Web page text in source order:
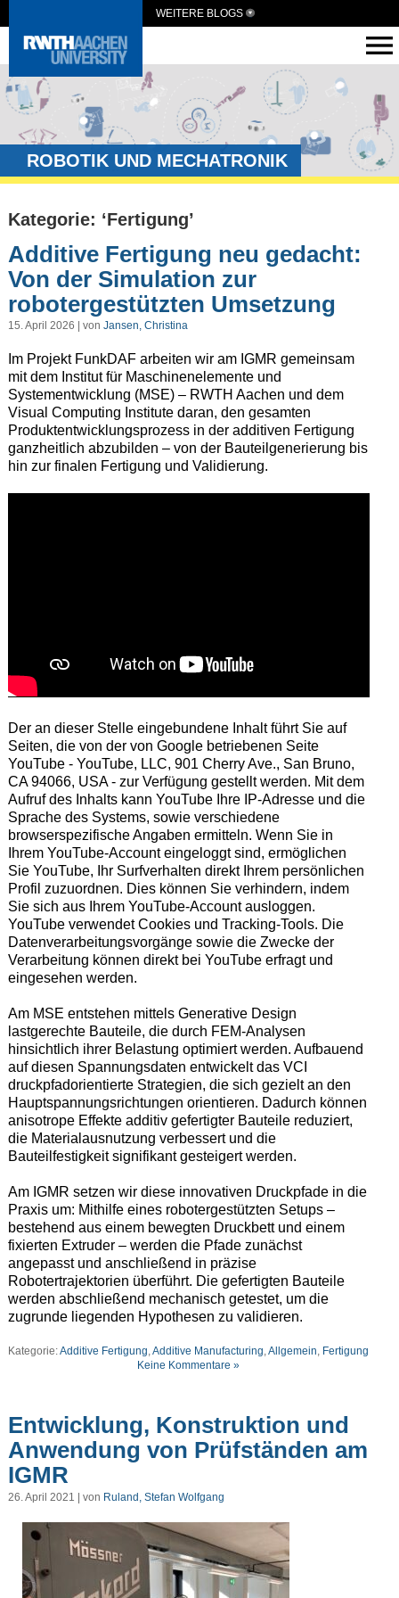
WEITERE BLOGS
ROBOTIK UND MECHATRONIK
Kategorie: ‘Fertigung’
Additive Fertigung neu gedacht:
Von der Simulation zur
robotergestützten Umsetzung
15. April 2026 | von Jansen, Christina
Im Projekt FunkDAF arbeiten wir am IGMR gemeinsam
mit dem Institut für Maschinenelemente und
Systementwicklung (MSE) – RWTH Aachen und dem
Visual Computing Institute daran, den gesamten
Produktentwicklungsprozess in der additiven Fertigung
ganzheitlich abzubilden – von der Bauteilgenerierung bis
hin zur finalen Fertigung und Validierung.
Der an dieser Stelle eingebundene Inhalt führt Sie auf
Seiten, die von der von Google betriebenen Seite
YouTube - YouTube, LLC, 901 Cherry Ave., San Bruno,
CA 94066, USA - zur Verfügung gestellt werden. Mit dem
Aufruf des Inhalts kann YouTube Ihre IP-Adresse und die
Sprache des Systems, sowie verschiedene
browserspezifische Angaben ermitteln. Wenn Sie in
Ihrem YouTube-Account eingeloggt sind, ermöglichen
Sie YouTube, Ihr Surfverhalten direkt Ihrem persönlichen
Profil zuzuordnen. Dies können Sie verhindern, indem
Sie sich aus Ihrem YouTube-Account ausloggen.
YouTube verwendet Cookies und Tracking-Tools. Die
Datenverarbeitungsvorgänge sowie die Zwecke der
Verarbeitung können direkt bei YouTube erfragt und
eingesehen werden.
Am MSE entstehen mittels Generative Design
lastgerechte Bauteile, die durch FEM-Analysen
hinsichtlich ihrer Belastung optimiert werden. Aufbauend
auf diesen Spannungsdaten entwickelt das VCI
druckpfadorientierte Strategien, die sich gezielt an den
Hauptspannungsrichtungen orientieren. Dadurch können
anisotrope Effekte additiv gefertigter Bauteile reduziert,
die Materialausnutzung verbessert und die
Bauteilfestigkeit signifikant gesteigert werden.
Am IGMR setzen wir diese innovativen Druckpfade in die
Praxis um: Mithilfe eines robotergestützten Setups –
bestehend aus einem bewegten Druckbett und einem
fixierten Extruder – werden die Pfade zunächst
angepasst und anschließend in präzise
Robotertrajektorien überführt. Die gefertigten Bauteile
werden abschließend mechanisch getestet, um die
zugrunde liegenden Hypothesen zu validieren.
Kategorie:Additive Fertigung,Additive Manufacturing,Allgemein, Fertigung
Keine Kommentare »
Entwicklung, Konstruktion und
Anwendung von Prüfständen am
IGMR
26. April 2021 | von Ruland, Stefan Wolfgang